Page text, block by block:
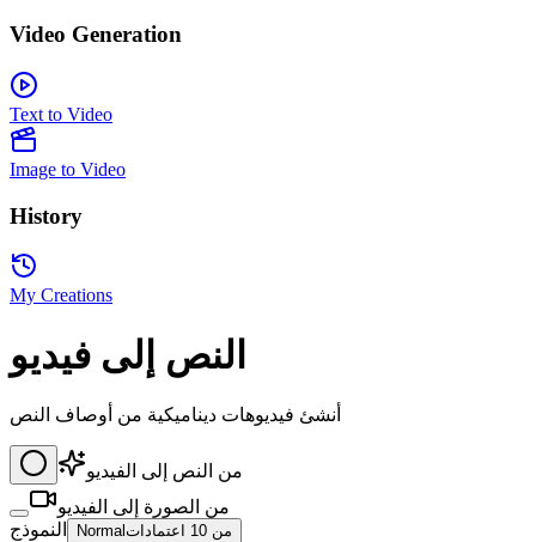
Video Generation
Text to Video
Image to Video
History
My Creations
النص إلى فيديو
أنشئ فيديوهات ديناميكية من أوصاف النص
من النص إلى الفيديو
من الصورة إلى الفيديو
النموذج
Normal من 10 اعتمادات